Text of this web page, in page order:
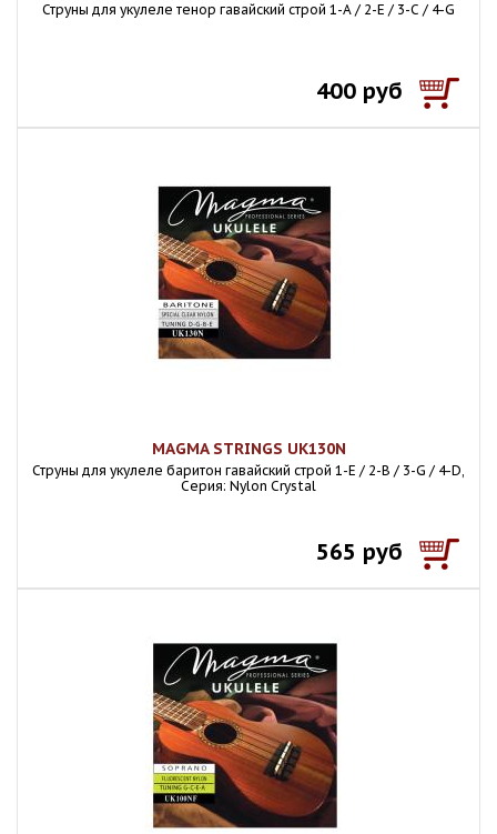
Струны для укулеле тенор гавайский строй 1-A / 2-E / 3-C / 4-G
400 руб
MAGMA STRINGS UK130N
Струны для укулеле баритон гавайский строй 1-E / 2-B / 3-G / 4-D,
Серия: Nylon Crystal
565 руб